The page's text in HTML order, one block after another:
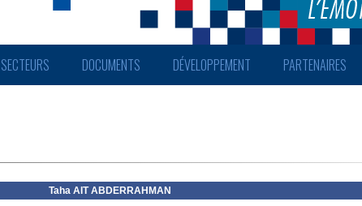
SECTEURS DOCUMENTS DÉVELOPPEMENT PARTENAIRES
Taha AIT ABDERRAHMAN